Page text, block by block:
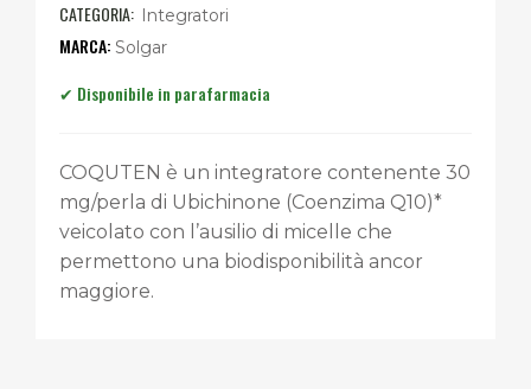
CATEGORIA: Integratori
Solgar
COQUTEN è un integratore contenente 30
mg/perla di Ubichinone (Coenzima Q10)*
veicolato con l’ausilio di micelle che
permettono una biodisponibilità ancor
maggiore.